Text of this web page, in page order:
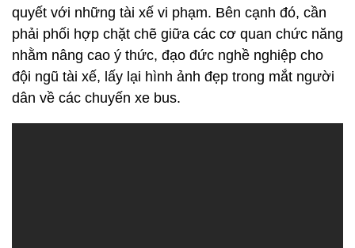
quyết với những tài xế vi phạm. Bên cạnh đó, cần
phải phối hợp chặt chẽ giữa các cơ quan chức năng
nhằm nâng cao ý thức, đạo đức nghề nghiệp cho
đội ngũ tài xế, lấy lại hình ảnh đẹp trong mắt người
dân về các chuyến xe bus.